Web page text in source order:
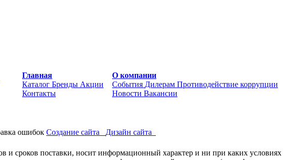
Главная
Каталог Бренды Акции
Контакты
О компании
События Дилерам Противодействие коррупции
Новости Вакансии
Создание сайта Дизайн сайта
и сроков поставки, носит информационный характер и ни при каких условиях